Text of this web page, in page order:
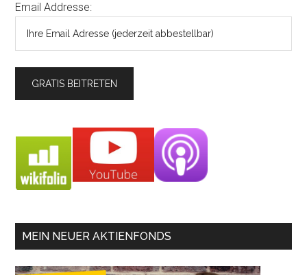
Email Addresse:
MEIN NEUER AKTIENFONDS